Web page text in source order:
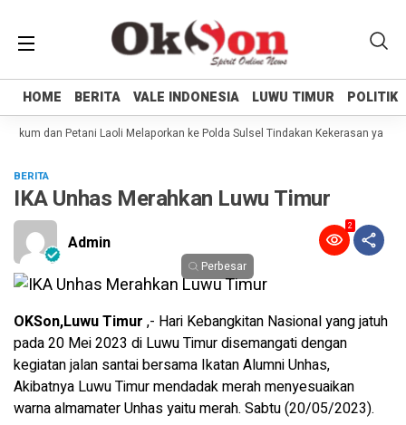
HOME BERITA VALE INDONESIA LUWU TIMUR POLITIK
HOME BERITA VALE INDONESIA LUWU TIMUR POLITIK
dan Petani Laoli Melaporkan ke Polda Sulsel Tindakan Kekerasan yang
BERITA
IKA Unhas Merahkan Luwu Timur
Admin
2
Perbesar
OKSon,Luwu Timur ,- Hari Kebangkitan Nasional yang jatuh
pada 20 Mei 2023 di Luwu Timur disemangati dengan
kegiatan jalan santai bersama Ikatan Alumni Unhas,
Akibatnya Luwu Timur mendadak merah menyesuaikan
warna almamater Unhas yaitu merah. Sabtu (20/05/2023).